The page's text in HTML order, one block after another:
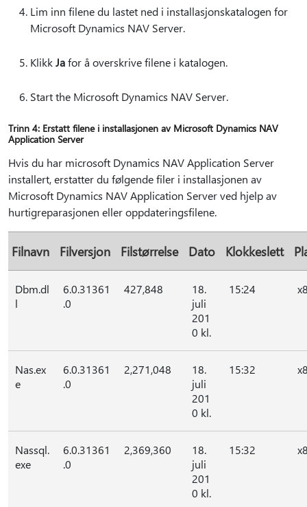
Lim inn filene du lastet ned i installasjonskatalogen for
Microsoft Dynamics NAV Server.
KlikkJafor å overskrive filene i katalogen.
Start the Microsoft Dynamics NAV Server.
Trinn 4: Erstatt filene i installasjonen av Microsoft Dynamics NAV
Application Server
Hvis du har microsoft Dynamics NAV Application Server
installert, erstatter du følgende filer i installasjonen av
Microsoft Dynamics NAV Application Server ved hjelp av
hurtigreparasjonen eller oppdateringsfilene.
Filnavn Filversjon Filstørrelse Dato Klokkeslett
Dbm.dl
l
6.0.31361
.0
427,848
18.
juli
201
0 kl.
15:24
Nas.ex
e
6.0.31361
.0
2,271,048
18.
juli
201
0 kl.
15:32
Nassql.
exe
6.0.31361
.0
2,369,360
18.
juli
201
0 kl.
15:32